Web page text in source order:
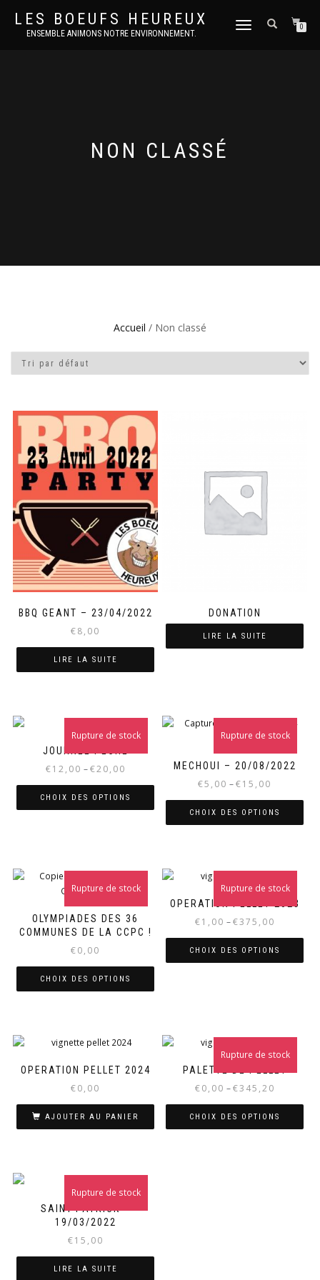
LES BOEUFS HEUREUX
ENSEMBLE ANIMONS NOTRE ENVIRONNEMENT.
DÉPLIER
0
NON CLASSÉ
Accueil / Non classé
BBQ GEANT – 23/04/2022
€8,00
LIRE LA SUITE
DONATION
LIRE LA SUITE
JOURNÉE PÊCHE
€12,00 –€20,00
Rupture de stock
CHOIX DES OPTIONS
MECHOUI – 20/08/2022
€5,00 –€15,00
Rupture de stock
CHOIX DES OPTIONS
OLYMPIADES DES 36
COMMUNES DE LA CCPC !
€0,00
Rupture de stock
CHOIX DES OPTIONS
OPERATION PELLET 2023
€1,00 –€375,00
Rupture de stock
CHOIX DES OPTIONS
OPERATION PELLET 2024
€0,00
AJOUTER AU PANIER
PALETTE DE PELLET
€0,00 –€345,20
Rupture de stock
CHOIX DES OPTIONS
SAINT-PATRICK –
19/03/2022
€15,00
Rupture de stock
LIRE LA SUITE